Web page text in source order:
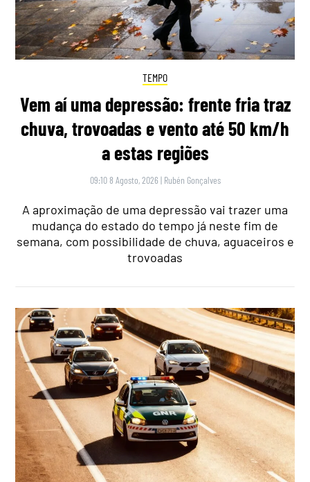
TEMPO
Vem aí uma depressão: frente fria traz
chuva, trovoadas e vento até 50 km/h
a estas regiões
09:10 8 Agosto, 2026 | Rubén Gonçalves
A aproximação de uma depressão vai trazer uma
mudança do estado do tempo já neste fim de
semana, com possibilidade de chuva, aguaceiros e
trovoadas